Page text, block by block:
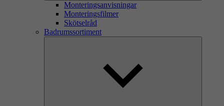
Monteringsanvisningar
Monteringsfilmer
Skötselråd
Badrumssortiment